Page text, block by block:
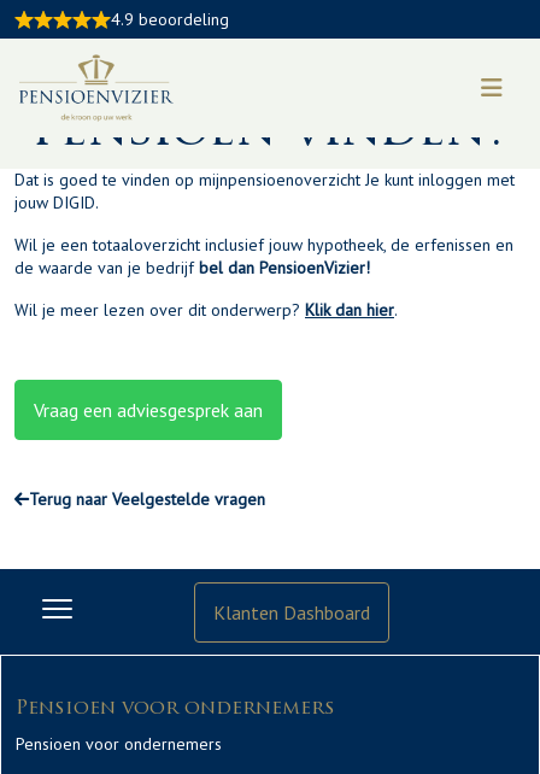
4.9 beoordeling
Waar kan ik een
overzicht van mijn
pensioen vinden?
Dat is goed te vinden op mijnpensioenoverzichtJe kunt inloggen met
jouw DIGID.
Wil je een totaaloverzicht inclusief jouw hypotheek, de erfenissen en
de waarde van je bedrijfbel dan PensioenVizier!
Wil je meer lezen over dit onderwerp? Klik dan hier.
Vraag een adviesgesprek aan
Terug naar Veelgestelde vragen
Klanten Dashboard
Pensioen voor ondernemers
Pensioen voor ondernemers